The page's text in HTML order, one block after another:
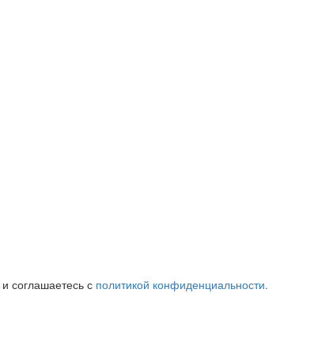
и соглашаетесь с политикой конфиденциальности.